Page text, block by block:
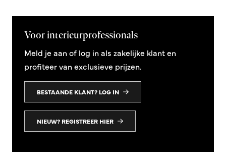
Voor interieurprofessionals
Meld je aan of log in als zakelijke klant en
profiteer van exclusieve prijzen.
BESTAANDE KLANT? LOG IN
NIEUW? REGISTREER HIER